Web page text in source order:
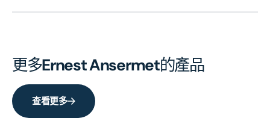
更多Ernest Ansermet的產品
查看更多